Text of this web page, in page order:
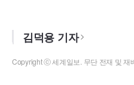
김덕용 기자
Copyright ⓒ 세계일보. 무단 전재 및 재